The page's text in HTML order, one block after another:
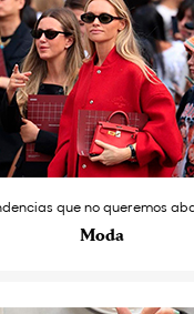
que no queremos
Moda